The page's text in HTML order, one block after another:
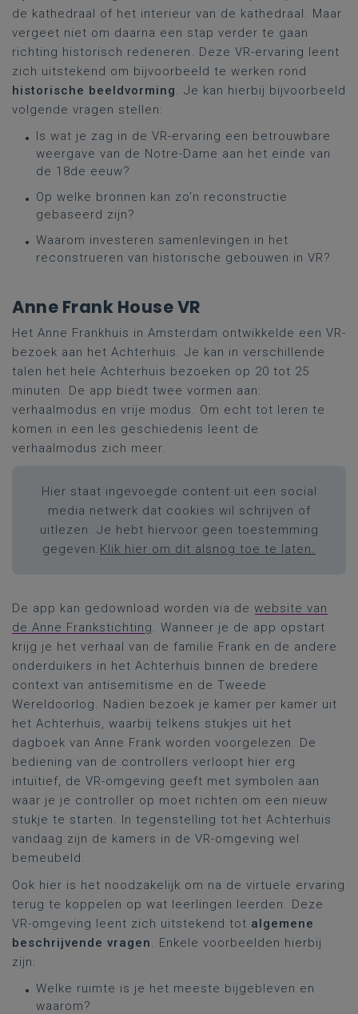
de kathedraal of het interieur van de kathedraal. Maar
vergeet niet om daarna een stap verder te gaan
richting historisch redeneren. Deze VR-ervaring leent
zich uitstekend om bijvoorbeeld te werken rond
historische beeldvorming. Je kan hierbij bijvoorbeeld
volgende vragen stellen:
Is wat je zag in de VR-ervaring een betrouwbare
weergave van de Notre-Dame aan het einde van
de 18de eeuw?
Op welke bronnen kan zo’n reconstructie
gebaseerd zijn?
Waarom investeren samenlevingen in het
reconstrueren van historische gebouwen in VR?
Anne Frank House VR
Het Anne Frankhuis in Amsterdam ontwikkelde een VR-
bezoek aan het Achterhuis. Je kan in verschillende
talen het hele Achterhuis bezoeken op 20 tot 25
minuten. De app biedt twee vormen aan:
verhaalmodus en vrije modus. Om echt tot leren te
komen in een les geschiedenis leent de
verhaalmodus zich meer.
Hier staat ingevoegde content uit een social
media netwerk dat cookies wil schrijven of
uitlezen. Je hebt hiervoor geen toestemming
gegeven. Klik hier om dit alsnog toe te laten.
De app kan gedownload worden via de website van
de Anne Frankstichting. Wanneer je de app opstart
krijg je het verhaal van de familie Frank en de andere
onderduikers in het Achterhuis binnen de bredere
context van antisemitisme en de Tweede
Wereldoorlog. Nadien bezoek je kamer per kamer uit
het Achterhuis, waarbij telkens stukjes uit het
dagboek van Anne Frank worden voorgelezen. De
bediening van de controllers verloopt hier erg
intuïtief, de VR-omgeving geeft met symbolen aan
waar je je controller op moet richten om een nieuw
stukje te starten. In tegenstelling tot het Achterhuis
vandaag zijn de kamers in de VR-omgeving wel
bemeubeld.
Ook hier is het noodzakelijk om na de virtuele ervaring
terug te koppelen op wat leerlingen leerden. Deze
VR-omgeving leent zich uitstekend tot algemene
beschrijvende vragen. Enkele voorbeelden hierbij
zijn:
Welke ruimte is je het meeste bijgebleven en
waarom?